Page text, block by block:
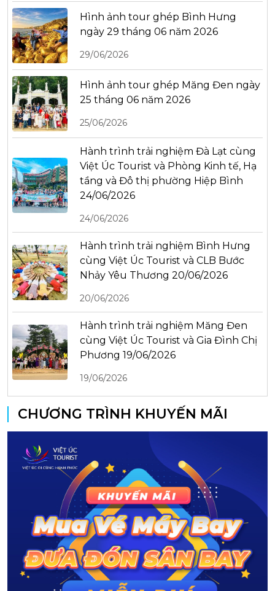
Hình ảnh tour ghép Bình Hưng
ngày 29 tháng 06 năm 2026
29/06/2026
Hình ảnh tour ghép Măng Đen ngày
25 tháng 06 năm 2026
25/06/2026
Hành trình trải nghiệm Đà Lạt cùng
Việt Úc Tourist và Phòng Kinh tế, Hạ
tầng và Đô thị phường Hiệp Bình
24/06/2026
24/06/2026
Hành trình trải nghiệm Bình Hưng
cùng Việt Úc Tourist và CLB Bước
Nhảy Yêu Thương 20/06/2026
20/06/2026
Hành trình trải nghiệm Măng Đen
cùng Việt Úc Tourist và Gia Đình Chị
Phương 19/06/2026
19/06/2026
CHƯƠNG TRÌNH KHUYẾN MÃI